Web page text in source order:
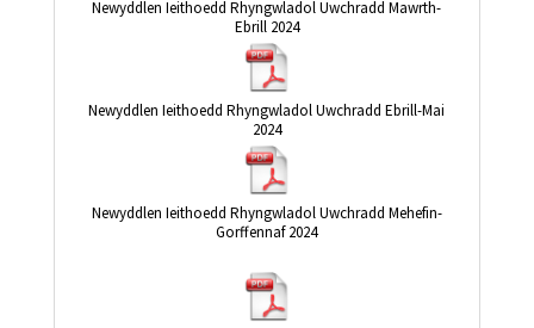
Newyddlen Ieithoedd Rhyngwladol Uwchradd Mawrth-
Ebrill 2024
Newyddlen Ieithoedd Rhyngwladol Uwchradd Ebrill-Mai
2024
Newyddlen Ieithoedd Rhyngwladol Uwchradd Mehefin-
Gorffennaf 2024